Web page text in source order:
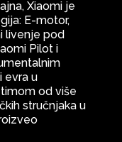
Xiaomi je
E-motor,
livenje pod
Pilot i
evra u
od više
stručnjaka u